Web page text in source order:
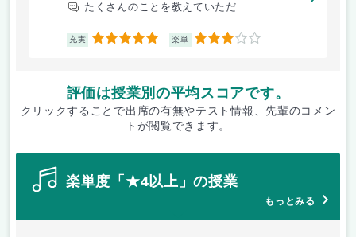
たくさんのことを教えていただ...
充実 5 楽単 3
評価は授業別の平均スコアです。
クリックすることで出席の有無やテスト情報、先輩のコメン
トが閲覧できます。
楽単度「★4以上」の授業
もっとみる